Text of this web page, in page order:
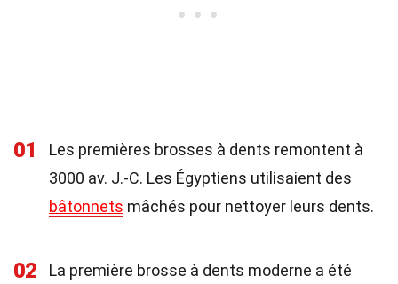
01
Les premières brosses à dents remontent à
3000 av. J.-C. Les Égyptiens utilisaient des
bâtonnets mâchés pour nettoyer leurs dents.
02
La première brosse à dents moderne a été